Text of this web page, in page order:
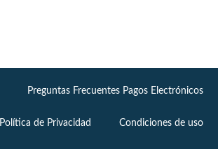
Preguntas Frecuentes Pagos Electrónicos
Política de Privacidad Condiciones de uso